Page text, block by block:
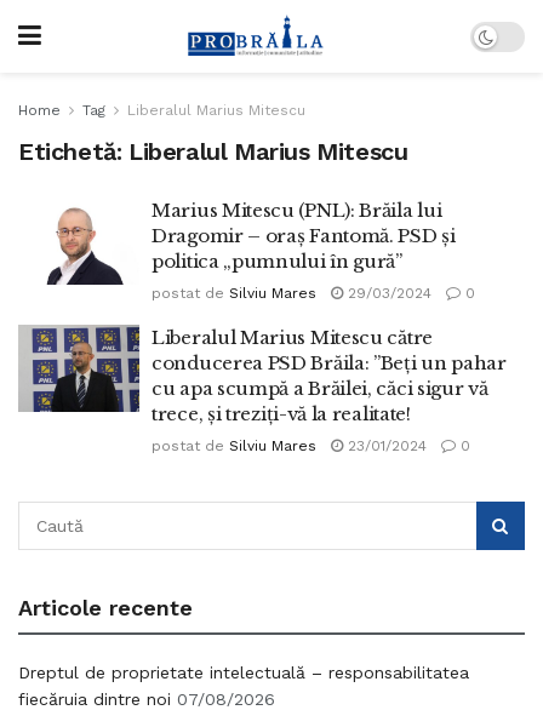
Home Tag Liberalul Marius Mitescu
Etichetă: Liberalul Marius Mitescu
Marius Mitescu (PNL): Brăila lui
Dragomir – oraș Fantomă. PSD și
politica „pumnului în gură”
postat de Silviu Mares 29/03/2024 0
Liberalul Marius Mitescu către
conducerea PSD Brăila: ”Beți un pahar
cu apa scumpă a Brăilei, căci sigur vă
trece, și treziți-vă la realitate!
postat de Silviu Mares 23/01/2024 0
Articole recente
Dreptul de proprietate intelectuală – responsabilitatea
fiecăruia dintre noi 07/08/2026